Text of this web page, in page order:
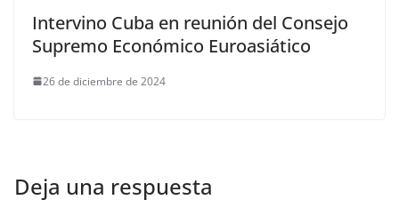
Intervino Cuba en reunión del Consejo
Supremo Económico Euroasiático
26 de diciembre de 2024
Deja una respuesta